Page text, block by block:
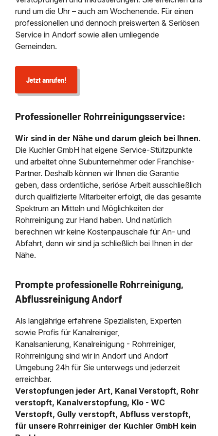
rund um die Uhr – auch am Wochenende. Für einen
professionellen und dennoch preiswerten & Seriösen
Service in Andorf sowie allen umliegende
Gemeinden.
Jetzt anrufen!
Professioneller Rohrreinigungsservice:
Wir sind in der Nähe und darum gleich bei Ihnen.
Die Kuchler GmbH hat eigene Service-Stützpunkte
und arbeitet ohne Subunternehmer oder Franchise-
Partner. Deshalb können wir Ihnen die Garantie
geben, dass ordentliche, seriöse Arbeit ausschließlich
durch qualifizierte Mitarbeiter erfolgt, die das gesamte
Spektrum an Mitteln und Möglichkeiten der
Rohrreinigung zur Hand haben. Und natürlich
berechnen wir keine Kostenpauschale für An- und
Abfahrt, denn wir sind ja schließlich bei Ihnen in der
Nähe.
Prompte professionelle Rohrreinigung,
Abflussreinigung Andorf
Als langjährige erfahrene Spezialisten, Experten
sowie Profis für Kanalreiniger,
Kanalsanierung, Kanalreinigung - Rohrreiniger,
Rohrreinigung sind wir in Andorf und Andorf
Umgebung 24h für Sie unterwegs und jederzeit
erreichbar.
Verstopfungen jeder Art, Kanal Verstopft, Rohr
verstopft, Kanalverstopfung, Klo - WC
Verstopft, Gully verstopft, Abfluss verstopft,
für unsere Rohrreiniger der Kuchler GmbH kein